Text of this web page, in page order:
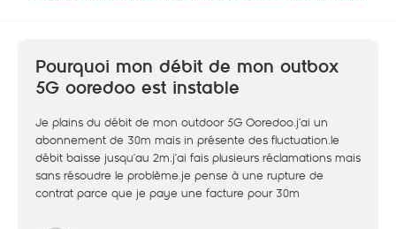
Pourquoi mon débit de mon outbox
5G ooredoo est instable
Je plains du débit de mon outdoor 5G Ooredoo.j’ai un
abonnement de 30m mais in présente des fluctuation.le
débit baisse jusqu’au 2m.j’ai fais plusieurs réclamations mais
sans résoudre le problème.je pense à une rupture de
contrat parce que je paye une facture pour 30m